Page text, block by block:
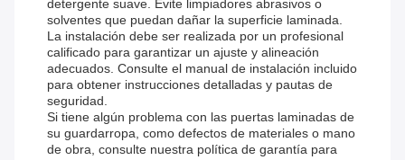
detergente suave. Evite limpiadores abrasivos o
solventes que puedan dañar la superficie laminada.
La instalación debe ser realizada por un profesional
calificado para garantizar un ajuste y alineación
adecuados. Consulte el manual de instalación incluido
para obtener instrucciones detalladas y pautas de
seguridad.
Si tiene algún problema con las puertas laminadas de
su guardarropa, como defectos de materiales o mano
de obra, consulte nuestra política de garantía para